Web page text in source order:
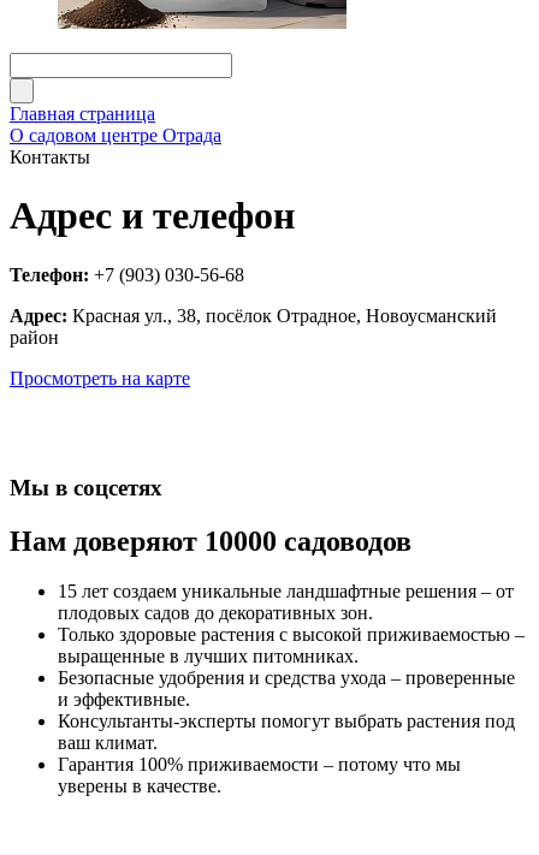
Главная страница
О садовом центре Отрада
Контакты
Адрес и телефон
Телефон: +7 (903) 030-56-68
Адрес: Красная ул., 38, посёлок Отрадное, Новоусманский
район
Просмотреть на карте
Мы в соцсетях
Нам доверяют 10000 садоводов
15 лет создаем уникальные ландшафтные решения – от
плодовых садов до декоративных зон.
Только здоровые растения с высокой приживаемостью –
выращенные в лучших питомниках.
Безопасные удобрения и средства ухода – проверенные
и эффективные.
Консультанты-эксперты помогут выбрать растения под
ваш климат.
Гарантия 100% приживаемости – потому что мы
уверены в качестве.